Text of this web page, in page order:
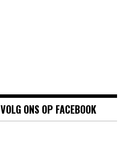
VOLG ONS OP FACEBOOK